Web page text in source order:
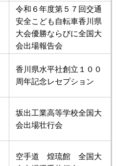
令和６年度第５７回交通
安全こども自転車香川県
大会優勝ならびに全国大
会出場報告会
香川県水平社創立１００
周年記念レセプション
坂出工業高等学校全国大
会出場壮行会
空手道 煌琉館 全国大